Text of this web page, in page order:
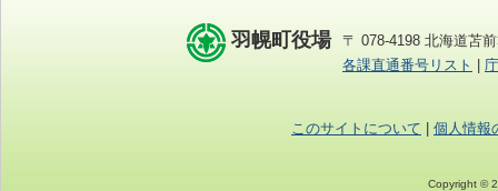
羽幌町役場
〒 078-4198 北海道苫
各課直通番号リスト
このサイトについて 個人情報
Copyright ©